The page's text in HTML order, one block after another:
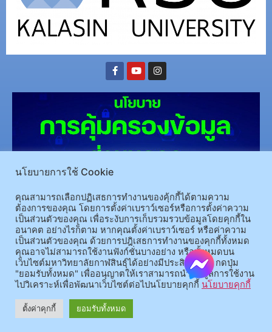
(อ.นามน)13 หมู่ 14 ต.สงเปลือย อ.นามน จ.กาฬสินธุ์ 46230โทรศัพท์ : 043-602-055 โทรสาร :
043-602-044
(อ.เมือง)62/1 ถ.เกษตรสมบูรณ์ ต.กาฬสินธุ์ อ.เมือง จ.กาฬสินธุ์ 46000 โทรศัพท์ 043-811128 08-
64584360 โทรสาร 043-813070
© 2025 All rights Reserved.
นโยบายการใช้ Cookie
คุณสามารถเลือกปฏิเสธการทำงานของคุ้กกี้ได้ตามความ
ต้องการของคุณ โดยการตั้งค่าเบราว์เซอร์หรือการตั้งค่าความ
เป็นส่วนตัวของคุณ เพื่อระงับการเก็บรวมรวบข้อมูลโดยคุกกี้ใน
อนาคต อย่างไรก็ตาม หากคุณตั้งค่าเบราว์เซอร์ หรือค่าความ
เป็นส่วนตัวของคุณ ด้วยการปฎิเสธการทำงานของคุกกี้ทั้งหมด
คุณอาจไม่สามารถใช้งานฟังก์ชั่นบางอย่าง หรือทั้งหมดบน
เว็บไซต์มหาวิทยาลัยกาฬสินธุ์ได้อย่างมีประสิทธิภาพ กดปุ่ม
"ยอมรับทั้งหมด" เพื่ออนุญาตให้เราสามารถนำข้อมูลการใช้งาน
ไปวิเคราะห์เพื่อพัฒนาเว็บไซต์ต่อไปนโยบายคุกกี้ นโยบายคุกกี้
ตั้งค่าคุกกี้ ยอมรับทั้งหมด